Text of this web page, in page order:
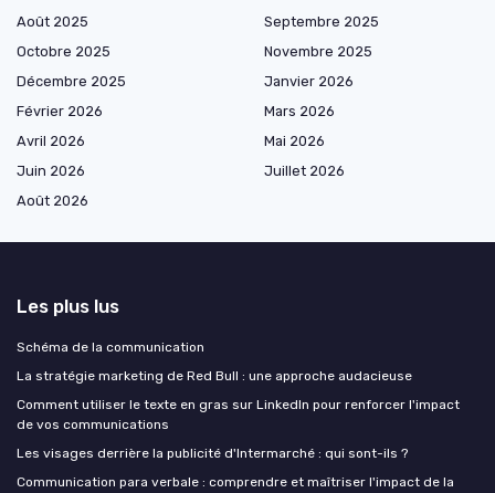
Août 2025
Septembre 2025
Octobre 2025
Novembre 2025
Décembre 2025
Janvier 2026
Février 2026
Mars 2026
Avril 2026
Mai 2026
Juin 2026
Juillet 2026
Août 2026
Les plus lus
Schéma de la communication
La stratégie marketing de Red Bull : une approche audacieuse
Comment utiliser le texte en gras sur LinkedIn pour renforcer l'impact
de vos communications
Les visages derrière la publicité d'Intermarché : qui sont-ils ?
Communication para verbale : comprendre et maîtriser l'impact de la